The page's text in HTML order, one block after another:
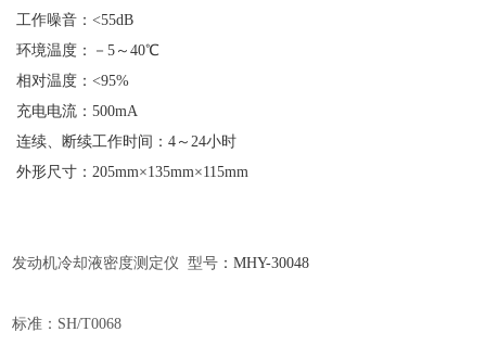
工作噪音：<55dB
环境温度：－5～40℃
相对温度：<95%
充电电流：500mA
连续、断续工作时间：4～24小时
外形尺寸：205mm×135mm×115mm
发动机冷却液密度测定仪 型号 ：MHY-30048
标准： SH/T0068